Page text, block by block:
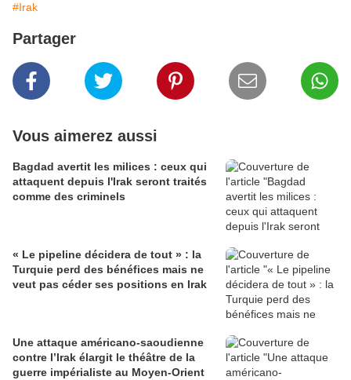
#Irak
Partager
Vous aimerez aussi
Bagdad avertit les milices : ceux qui
attaquent depuis l'Irak seront traités
comme des criminels
« Le pipeline décidera de tout » : la
Turquie perd des bénéfices mais ne
veut pas céder ses positions en Irak
Une attaque américano-saoudienne
contre l’Irak élargit le théâtre de la
guerre impérialiste au Moyen-Orient